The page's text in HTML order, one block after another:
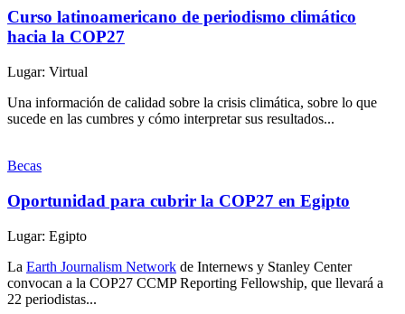
Curso latinoamericano de periodismo climático
hacia la COP27
Lugar: Virtual
Una información de calidad sobre la crisis climática, sobre lo que
sucede en las cumbres y cómo interpretar sus resultados...
Becas
Oportunidad para cubrir la COP27 en Egipto
Lugar: Egipto
La Earth Journalism Network de Internews y Stanley Center
convocan a la COP27 CCMP Reporting Fellowship, que llevará a
22 periodistas...